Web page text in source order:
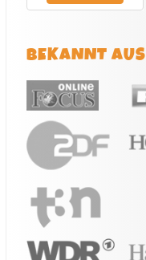
BEKANNT AUS